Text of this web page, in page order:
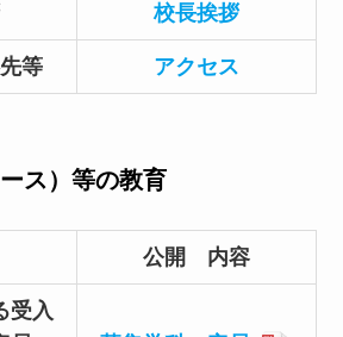
校長挨拶
等 アクセス
ス）等の教育
公開 内容
受入